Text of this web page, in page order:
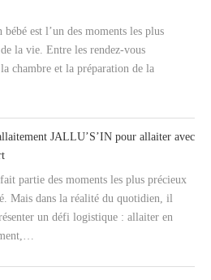
bébé est l’un des moments les plus
la vie. Entre les rendez-vous
chambre et la préparation de la
JALLU’S’IN pour allaiter avec
partie des moments les plus précieux
Mais dans la réalité du quotidien, il
un défi logistique : allaiter en